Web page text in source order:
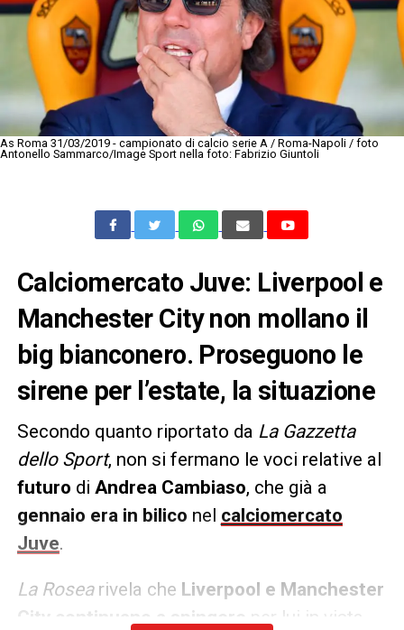
As Roma 31/03/2019 - campionato di calcio serie A / Roma-Napoli / foto
Antonello Sammarco/Image Sport nella foto: Fabrizio Giuntoli
Calciomercato Juve: Liverpool e
Manchester City non mollano il
big bianconero. Proseguono le
sirene per l’estate, la situazione
Secondo quanto riportato da La Gazzetta
dello Sport, non si fermano le voci relative al
futuro di Andrea Cambiaso, che già a
gennaio era in bilico nel calciomercato
Juve.
La Rosearivela che Liverpool e Manchester
City continuano a spingere
per lui in vista